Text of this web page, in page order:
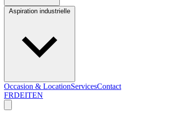
Occasion & LocationServicesContact
FRDEITEN